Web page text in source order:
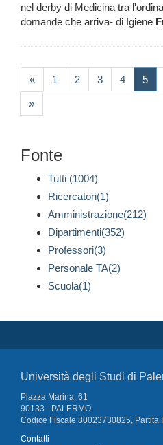
nel derby di Medicina tra
domande che arriva- di Igiene
« 1 2 3 4 5
»
Fonte
Tutti (1004)
Ricercatori(1)
Amministrazione(212)
Dipartimenti(352)
Professori(3)
Personale TA(2)
Scuola(1)
Università degli Studi di
Piazza Marina, 61
90133 - PALERMO
Codice Fiscale 80023730825, Partita
Contatti